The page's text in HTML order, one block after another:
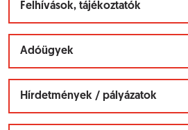
Felhívások, tájékoztatók
Adóügyek
Hírdetmények / pályázatok